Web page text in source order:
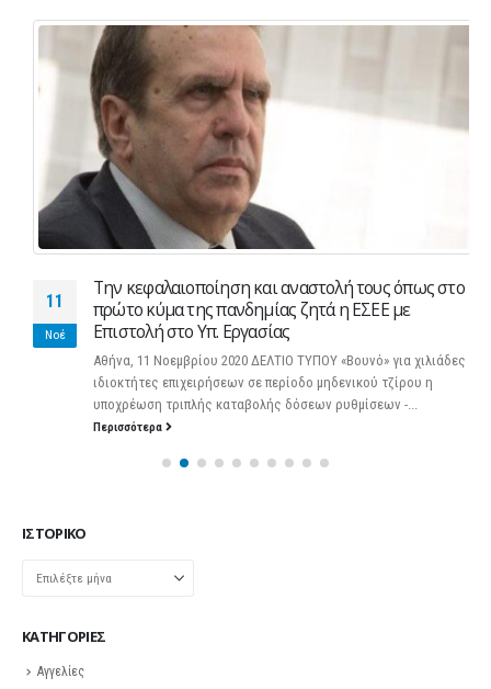
11
Νοέ
Την κεφαλαιοποίηση και αναστολή τους όπως στο
πρώτο κύμα της πανδημίας ζητά η ΕΣΕΕ με
Επιστολή στο Υπ. Εργασίας
Αθήνα, 11 Νοεμβρίου 2020 ΔΕΛΤΙΟ ΤΥΠΟΥ «Βουνό» για χιλιάδες
ιδιοκτήτες επιχειρήσεων σε περίοδο μηδενικού τζίρου η
υποχρέωση τριπλής καταβολής δόσεων ρυθμίσεων -...
Περισσότερα
ΙΣΤΟΡΙΚΌ
Ιστορικό
KΑΤΗΓΟΡΊΕΣ
Αγγελίες